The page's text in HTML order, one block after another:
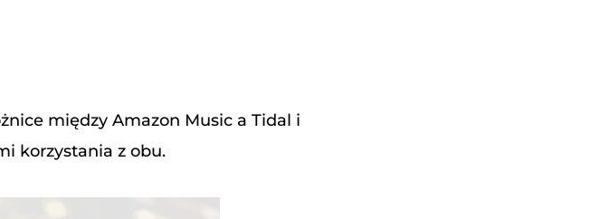
między Amazon Music a Tidal i
korzystania z obu.